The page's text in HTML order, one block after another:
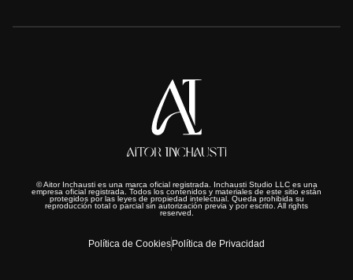
© Aitor Inchausti es una marca oficial registrada. Inchausti Studio LLC es una
empresa oficial registrada. Todos los contenidos y materiales de este sitio están
protegidos por las leyes de propiedad intelectual. Queda prohibida su
reproducción total o parcial sin autorización previa y por escrito. All rights
reserved.
Política de CookiesPolítica de Privacidad